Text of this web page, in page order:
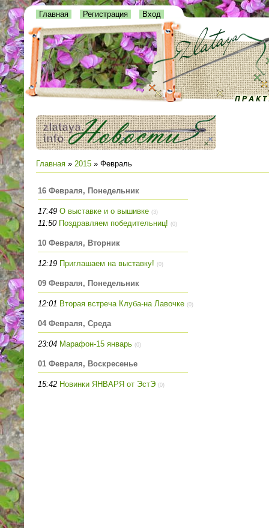
Главная Регистрация Вход
Главная » 2015 » Февраль
16 Февраля, Понедельник
17:49 О выставке и о вышивке (3)
11:50 Поздравляем победительниц! (0)
10 Февраля, Вторник
12:19 Приглашаем на выставку! (0)
09 Февраля, Понедельник
12:01 Вторая встреча Клуба-на Лавочке (0)
04 Февраля, Среда
23:04 Марафон-15 январь (0)
01 Февраля, Воскресенье
15:42 Новинки ЯНВАРЯ от ЭстЭ (0)